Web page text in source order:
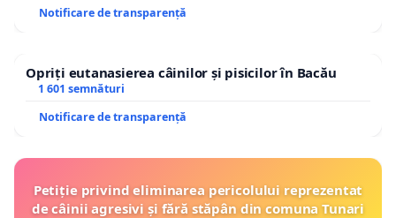
Notificare de transparență
Opriți eutanasierea câinilor și pisicilor în Bacău
1 601 semnături
Notificare de transparență
Petiție privind eliminarea pericolului reprezentat
de câinii agresivi și fără stăpân din comuna Tunari